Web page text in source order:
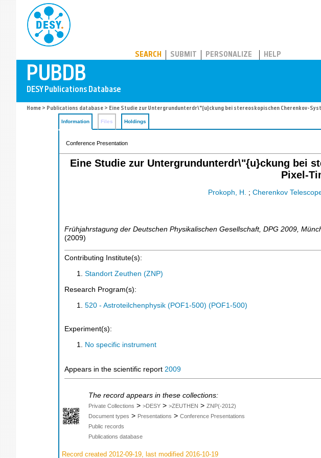
SEARCH SUBMIT PERSONALIZE HELP
Home > Publications database > Eine Studie zur Untergrundunterdr\"{u}ckung bei stereoskopischen Cherenkov-
Information Files Holdings
Conference Presentation
Eine Studie zur Untergrundunterdr\"{u}ckung bei
Pixel-
Prokoph, H. ; Cherenkov
Frühjahrstagung der Deutschen Physikalischen Gesellschaft, DPG 2009
(2009)
Contributing Institute(s):
Standort Zeuthen (ZNP)
Research Program(s):
520 - Astroteilchenphysik (POF1-500) (POF1-500)
Experiment(s):
No specific instrument
Appears in the scientific report 2009
The record appears in these collections:
Private Collections > >DESY > >ZEUTHEN > ZNP(-2012)
Document types > Presentations > Conference Presentations
Public records
Publications database
Record created 2012-09-19, last modified 2016-10-19